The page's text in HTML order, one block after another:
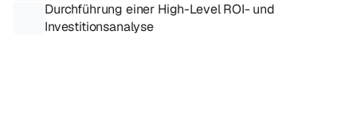
Durchführung einer High-Level ROI- und
Investitionsanalyse